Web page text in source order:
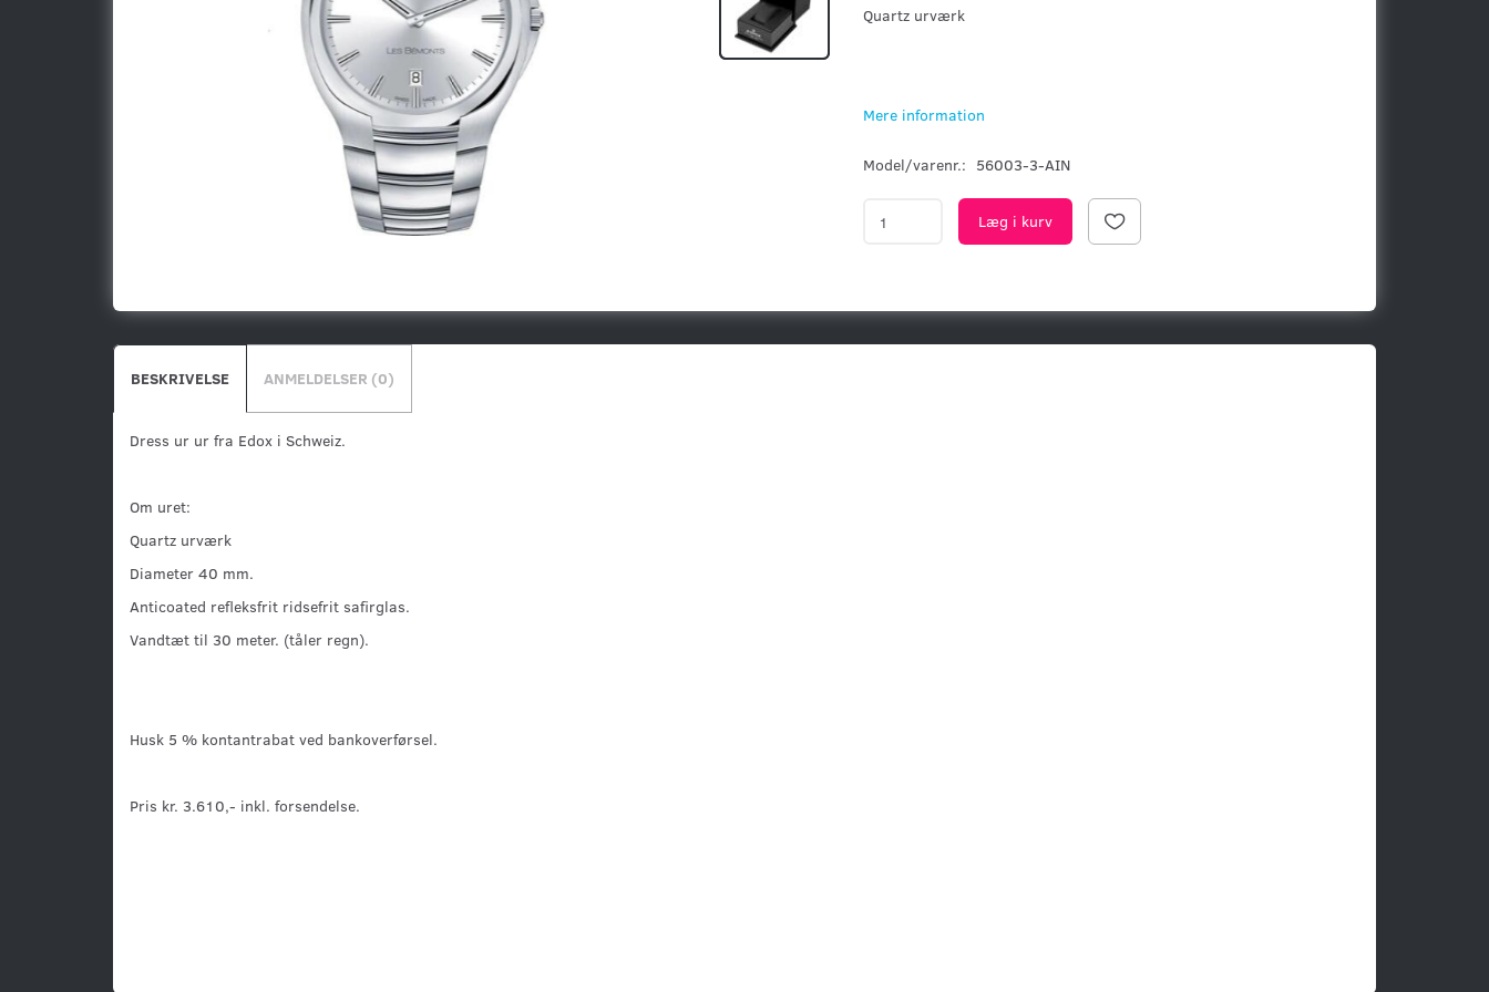
Quartz urværk
Mere information
Model/varenr.: 56003-3-AIN
Læg i kurv
BESKRIVELSE ANMELDELSER (0)
Dress ur ur fra Edox i Schweiz.
Om uret:
Quartz urværk
Diameter 40 mm.
Anticoated refleksfrit ridsefrit safirglas.
Vandtæt til 30 meter. (tåler regn).
Husk 5 % kontantrabat ved bankoverførsel.
Pris kr. 3.610,- inkl. forsendelse.